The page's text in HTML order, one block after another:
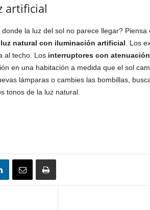
artificial
la luz del sol no parece llegar? Piensa
natural con iluminación artificial . Los
al techo. Losinterruptores con atenuación
en una habitación a medida que el sol
lámparas o cambies las bombillas,
tonos de la luz natural.